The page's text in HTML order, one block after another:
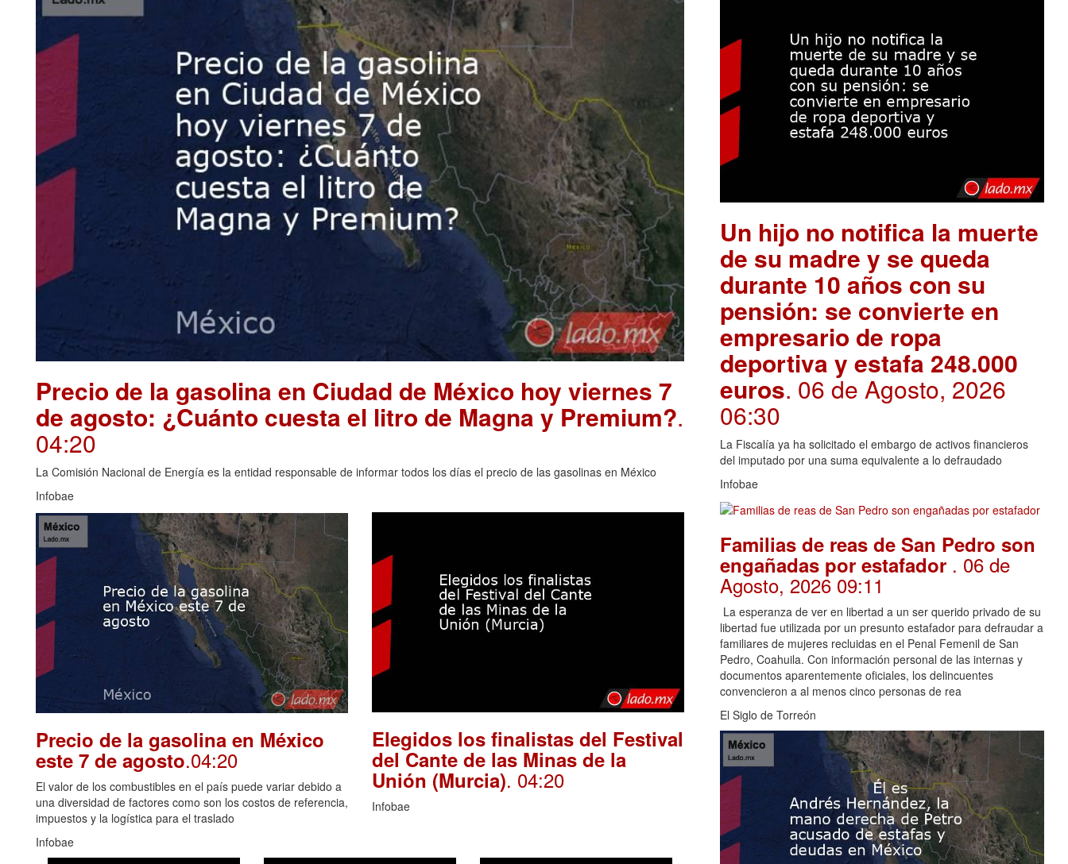
Precio de la gasolina en Ciudad de México hoy viernes 7
de agosto: ¿Cuánto cuesta el litro de Magna y Premium?.
04:20
La Comisión Nacional de Energía es la entidad responsable de informar todos los días el precio de las gasolinas en México
Infobae
Precio de la gasolina en México
este 7 de agosto.04:20
El valor de los combustibles en el país puede variar debido a
una diversidad de factores como son los costos de referencia,
impuestos y la logística para el traslado
Infobae
Elegidos los finalistas del Festival
del Cante de las Minas de la
Unión (Murcia). 04:20
Infobae
Un hijo no notifica la muerte
de su madre y se queda
durante 10 años con su
pensión: se convierte en
empresario de ropa
deportiva y estafa 248.000
euros. 06 de Agosto, 2026
06:30
La Fiscalía ya ha solicitado el embargo de activos financieros
del imputado por una suma equivalente a lo defraudado
Infobae
Familias de reas de San Pedro son
engañadas por estafador . 06 de
Agosto, 2026 09:11
La esperanza de ver en libertad a un ser querido privado de su
libertad fue utilizada por un presunto estafador para defraudar a
familiares de mujeres recluidas en el Penal Femenil de San
Pedro, Coahuila. Con información personal de las internas y
documentos aparentemente oficiales, los delincuentes
convencieron a al menos cinco personas de rea
El Siglo de Torreón